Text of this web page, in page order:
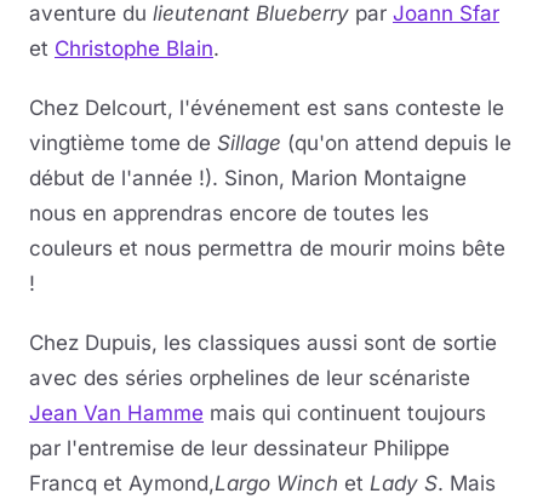
aventure du lieutenant Blueberry par Joann Sfar
et Christophe Blain.
Chez Delcourt, l'événement est sans conteste le
vingtième tome de Sillage (qu'on attend depuis le
début de l'année !). Sinon, Marion Montaigne
nous en apprendras encore de toutes les
couleurs et nous permettra de mourir moins bête
!
Chez Dupuis, les classiques aussi sont de sortie
avec des séries orphelines de leur scénariste
Jean Van Hamme mais qui continuent toujours
par l'entremise de leur dessinateur Philippe
Francq et Aymond,Largo Winch et Lady S. Mais